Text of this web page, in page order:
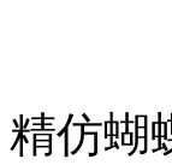
精仿蝴